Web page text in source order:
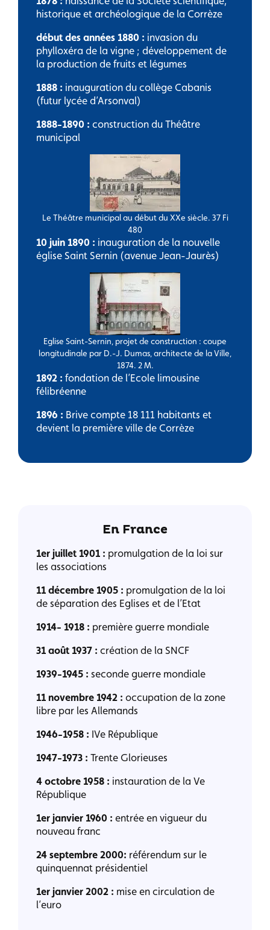
historique et archéologique de la Corrèze
début des années 1880 : invasion du
phylloxéra de la vigne ; développement de
la production de fruits et légumes
1888 : inauguration du collège Cabanis
(futur lycée d’Arsonval)
1888-1890 : construction du Théâtre
municipal
Le Théâtre municipal au début du XXe siècle. 37 Fi
480
10 juin 1890 : inauguration de la nouvelle
église Saint Sernin (avenue Jean-Jaurès)
Eglise Saint-Sernin, projet de construction : coupe
longitudinale par D.-J. Dumas, architecte de la Ville,
1874. 2 M.
1892 : fondation de l’Ecole limousine
félibréenne
1896 : Brive compte 18 111 habitants et
devient la première ville de Corrèze
En France
1er juillet 1901 : promulgation de la loi sur
les associations
11 décembre 1905 : promulgation de la loi
de séparation des Eglises et de l’Etat
1914- 1918 : première guerre mondiale
31 août 1937 : création de la SNCF
1939-1945 : seconde guerre mondiale
11 novembre 1942 : occupation de la zone
libre par les Allemands
1946-1958 : IVe République
1947-1973 : Trente Glorieuses
4 octobre 1958 : instauration de la Ve
République
1er janvier 1960 : entrée en vigueur du
nouveau franc
24 septembre 2000: référendum sur le
quinquennat présidentiel
1er janvier 2002 : mise en circulation de
l’euro